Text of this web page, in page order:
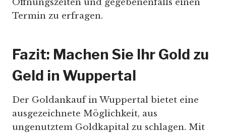
Öffnungszeiten und gegebenenfalls einen
Termin zu erfragen.
Fazit: Machen Sie Ihr Gold zu
Geld in Wuppertal
Der Goldankauf in Wuppertal bietet eine
ausgezeichnete Möglichkeit, aus
ungenutztem Goldkapital zu schlagen. Mit